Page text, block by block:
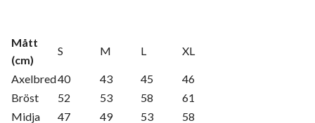
Mått
(cm)
S M L XL
Axelbred40 43 45
46
Bröst
52 53 58
61
Midja
47 49 53
58